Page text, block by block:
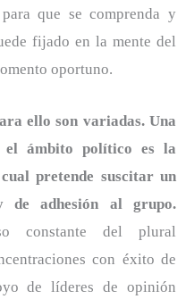
que se comprenda y
fijado en la mente del
oportuno.
ello son variadas. Una
el ámbito político es la
pretende suscitar un
de adhesión al grupo.
constante del plural
con éxito de
de líderes de opinión